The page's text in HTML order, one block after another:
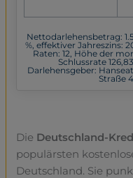
Nettodarlehensbetrag:
%, effektiver Jahreszins:
Raten: 12, Höhe der
Schlussrate
Darlehensgeber:
Straße
Die Deutschland-
populärsten
Deutschland. Sie